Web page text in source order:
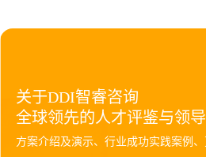
关于DDI智睿咨询
全球领先的人才评鉴与领
方案介绍及演示、行业成功实践案例